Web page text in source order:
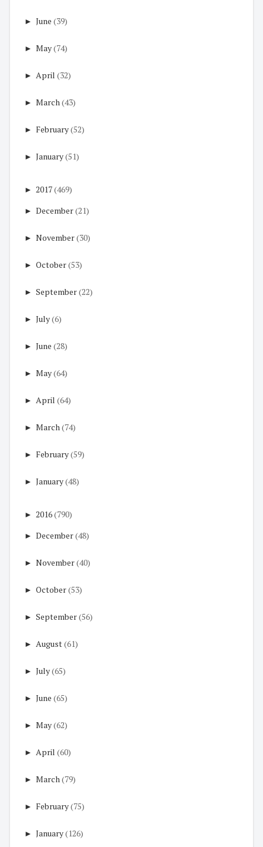
► June (39)
► May(74)
► April (32)
► March(43)
► February(52)
► January(51)
► 2017(469)
► December(21)
► November(30)
► October(53)
► September(22)
► July(6)
► June (28)
► May(64)
► April (64)
► March(74)
► February(59)
► January(48)
► 2016(790)
► December(48)
► November(40)
► October(53)
► September(56)
► August(61)
► July(65)
► June (65)
► May(62)
► April (60)
► March(79)
► February(75)
► January(126)